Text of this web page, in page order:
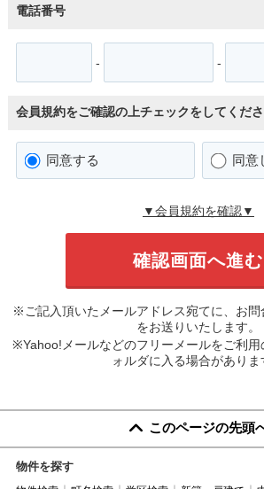
電話番号
- -
会員規約をご確認の上チェックをしてくだ
同意する 同意
▼会員規約を確認▼
※ご記入頂いたメールアドレス宛てに、お
をお送りいたします。
※Yahoo!メールなどのフリーメールをご利用
ォルダに入る場合がありま
このページの先頭
物件を探す